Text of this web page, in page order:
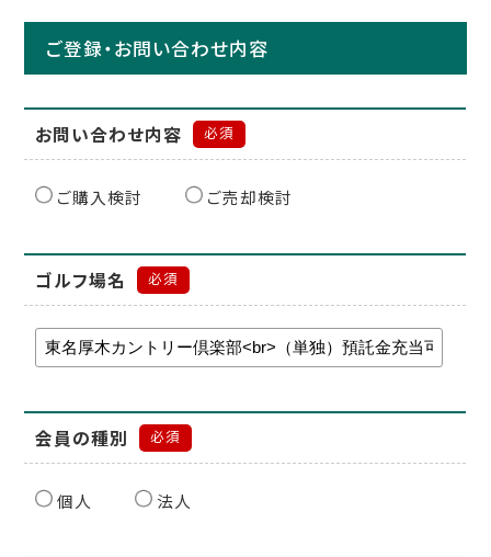
ご登録・お問い合わせ内容
お問い合わせ内容 必須
ご購入検討 ご売却検討
ゴルフ場名 必須
会員の種別 必須
個人 法人